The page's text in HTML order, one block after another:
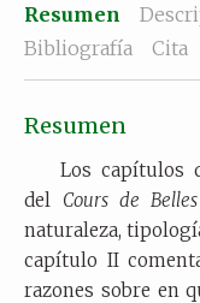
Resumen
Bibliografía
Cita
Resumen
Los capítulos
del Cours de
naturaleza,
capítulo II
razones sobre en